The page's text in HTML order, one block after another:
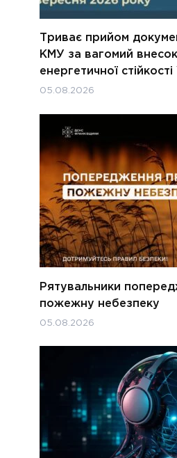
Триває прийом
КМУ за вагомий
енергетичної
05.08.2026
Рятувальники
пожежну небезпеку
05.08.2026